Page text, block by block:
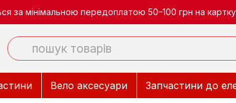
за мінімальною передоплатою 50–100 грн на
Вело аксесуари Запчастини до